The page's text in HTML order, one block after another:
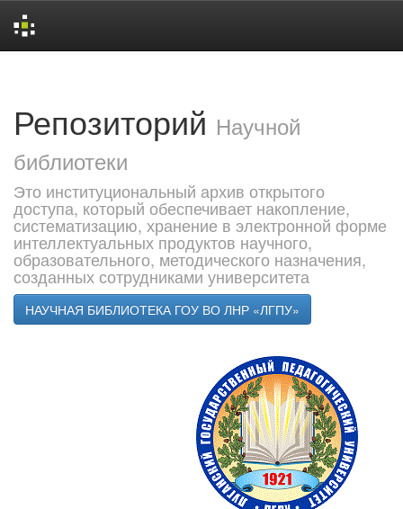
Репозиторий Научной
библиотеки
Это институциональный архив открытого
доступа, который обеспечивает накопление,
систематизацию, хранение в электронной форме
интеллектуальных продуктов научного,
образовательного, методического назначения,
созданных сотрудниками университета
НАУЧНАЯ БИБЛИОТЕКА ГОУ ВО ЛНР «ЛГПУ»